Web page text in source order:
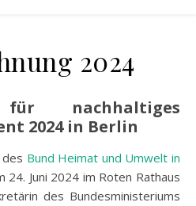
2024
für nachhaltiges
2024 in Berlin
Bund Heimat und Umwelt in
24. Juni 2024 im Roten Rathaus
des Bundesministeriums